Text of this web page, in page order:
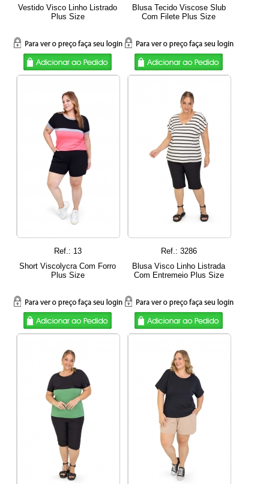
Vestido Visco Linho Listrado
Plus Size
Blusa Tecido Viscose Slub
Com Filete Plus Size
Ref.: 13
Short Viscolycra Com Forro
Plus Size
Ref.: 3286
Blusa Visco Linho Listrada
Com Entremeio Plus Size